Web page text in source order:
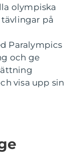
olympiska
på
Paralympics
och ge
visa upp sin